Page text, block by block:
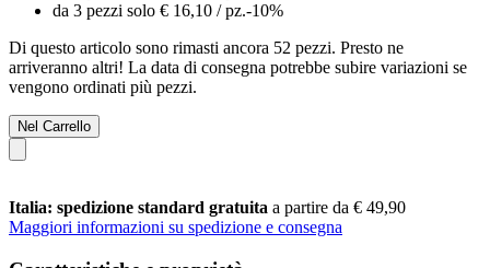
da 3 pezzi solo € 16,10 / pz.-10%
Di questo articolo sono rimasti ancora 52 pezzi. Presto ne
arriveranno altri! La data di consegna potrebbe subire variazioni se
vengono ordinati più pezzi.
Nel Carrello
Italia: spedizione standard gratuita a partire da € 49,90
Maggiori informazioni su spedizione e consegna